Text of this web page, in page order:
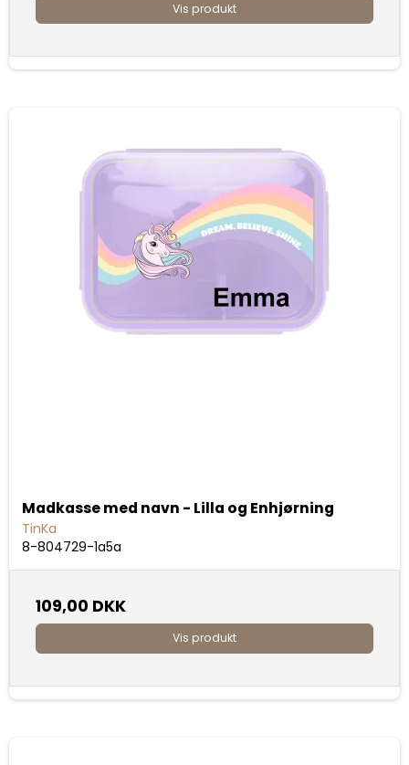
Vis produkt
Madkasse med navn - Lilla og Enhjørning
TinKa
8-804729-1a5a
109,00 DKK
Vis produkt